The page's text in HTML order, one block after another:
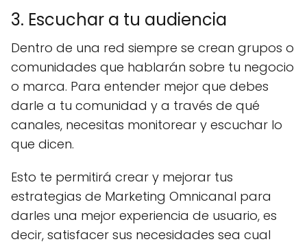
3. Escuchar a tu audiencia
Dentro de una red siempre se crean grupos o
comunidades que hablarán sobre tu negocio
o marca. Para entender mejor que debes
darle a tu comunidad y a través de qué
canales, necesitas monitorear y escuchar lo
que dicen.
Esto te permitirá crear y mejorar tus
estrategias de Marketing Omnicanal para
darles una mejor experiencia de usuario, es
decir, satisfacer sus necesidades sea cual